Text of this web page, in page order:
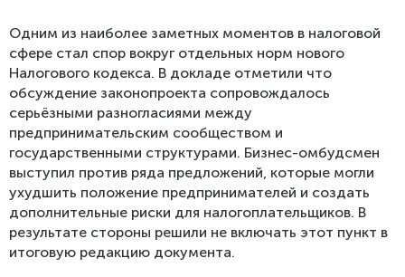
Одним из наиболее заметных моментов в налоговой
сфере стал спор вокруг отдельных норм нового
Налогового кодекса. В докладе отметили что
обсуждение законопроекта сопровождалось
серьёзными разногласиями между
предпринимательским сообществом и
государственными структурами. Бизнес-омбудсмен
выступил против ряда предложений, которые могли
ухудшить положение предпринимателей и создать
дополнительные риски для налогоплательщиков. В
результате стороны решили не включать этот пункт в
итоговую редакцию документа.